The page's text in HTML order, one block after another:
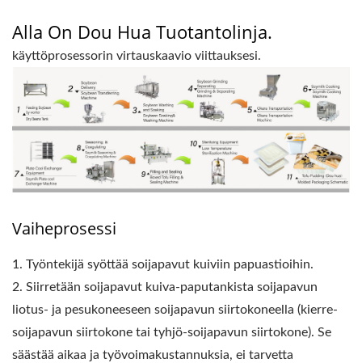
Alla On Dou Hua Tuotantolinja.
käyttöprosessorin virtauskaavio viittauksesi.
Vaiheprosessi
1. Työntekijä syöttää soijapavut kuiviin papuastioihin.
2. Siirretään soijapavut kuiva-paputankista soijapavun
liotus- ja pesukoneeseen soijapavun siirtokoneella (kierre-
soijapavun siirtokone tai tyhjö-soijapavun siirtokone). Se
säästää aikaa ja työvoimakustannuksia, ei tarvetta